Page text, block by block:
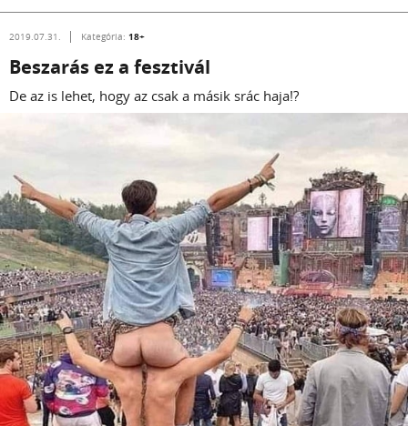
2019.07.31. Kategória: 18+
Beszarás ez a fesztivál
De az is lehet, hogy az csak a másik srác haja!?